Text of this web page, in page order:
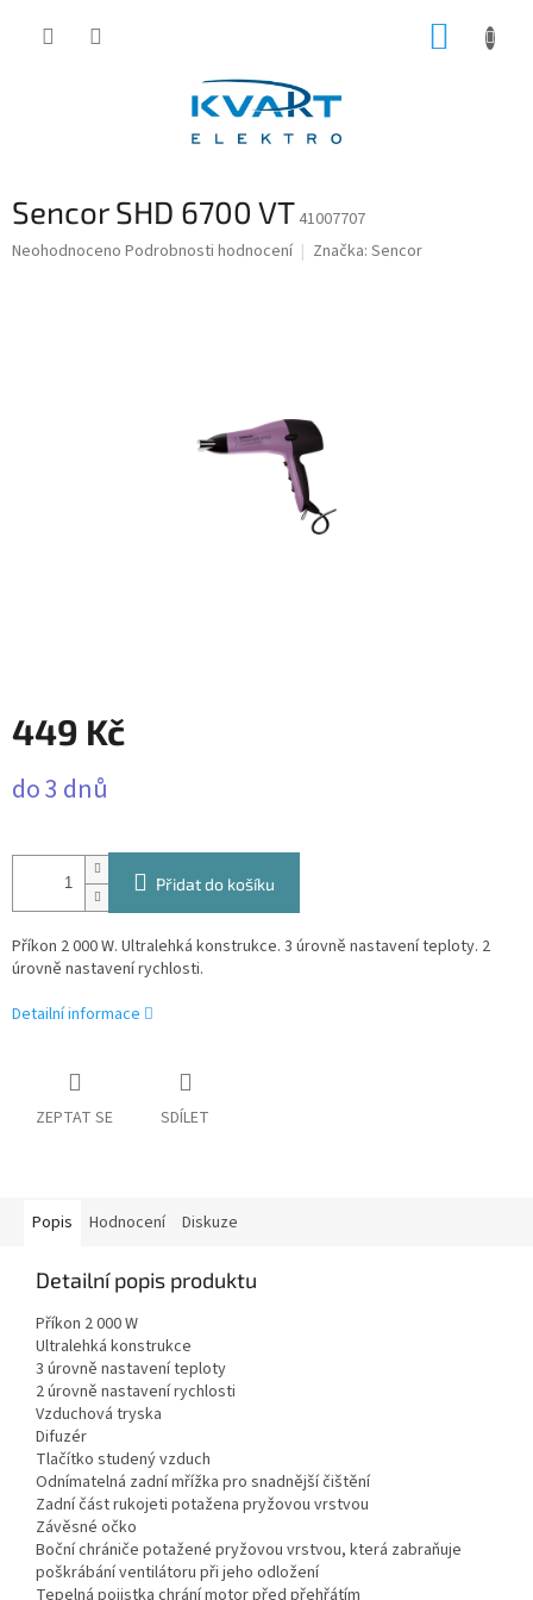
Sencor SHD 6700 VT 41007707
Průměrné
Neohodnoceno Podrobnosti hodnocení Značka: Sencor
449 Kč
cena:
do 3 dnů
Přidat do košíku
Příkon 2 000 W. Ultralehká konstrukce. 3 úrovně nastavení teploty. 2
úrovně nastavení rychlosti.
Detailní informace
ZEPTAT SE SDÍLET
Popis Hodnocení Diskuze
Detailní popis produktu
Příkon 2 000 W
Ultralehká konstrukce
3 úrovně nastavení teploty
2 úrovně nastavení rychlosti
Vzduchová tryska
Difuzér
Tlačítko studený vzduch
Odnímatelná zadní mřížka pro snadnější čištění
Zadní část rukojeti potažena pryžovou vrstvou
Závěsné očko
Boční chrániče potažené pryžovou vrstvou, která zabraňuje
poškrábání ventilátoru při jeho odložení